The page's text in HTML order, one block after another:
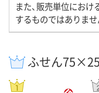
また、販売単位におけ
するものではありませ
ふせん